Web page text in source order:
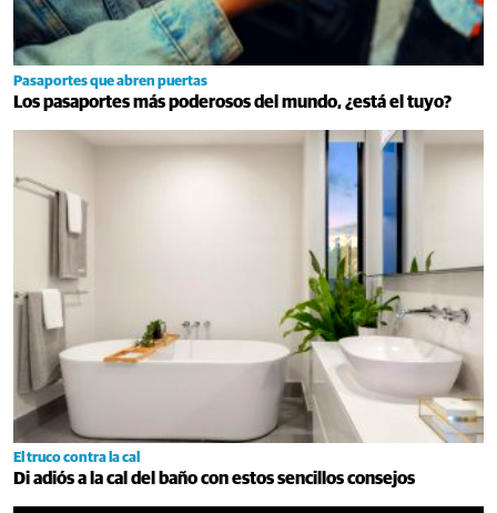
Pasaportes que abren puertas
Los pasaportes más poderosos del mundo, ¿está el tuyo?
El truco contra la cal
Di adiós a la cal del baño con estos sencillos consejos